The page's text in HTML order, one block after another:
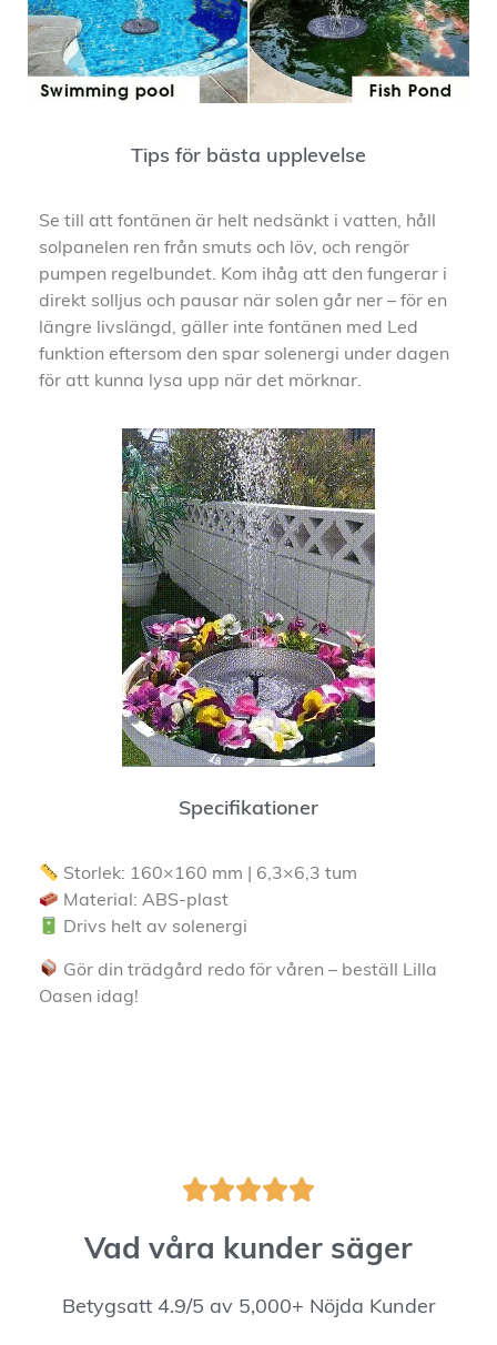
Tips för bästa upplevelse
Se till att fontänen är helt nedsänkt i vatten, håll
solpanelen ren från smuts och löv, och rengör
pumpen regelbundet. Kom ihåg att den fungerar i
direkt solljus och pausar när solen går ner – för en
längre livslängd, gäller inte fontänen med Led
funktion eftersom den spar solenergi under dagen
för att kunna lysa upp när det mörknar.
Specifikationer
Storlek: 160×160 mm | 6,3×6,3 tum
Material: ABS-plast
Drivs helt av solenergi
Gör din trädgård redo för våren – beställ Lilla
Oasen idag!

Vad våra kunder säger
Betygsatt 4.9/5 av 5,000+ Nöjda Kunder